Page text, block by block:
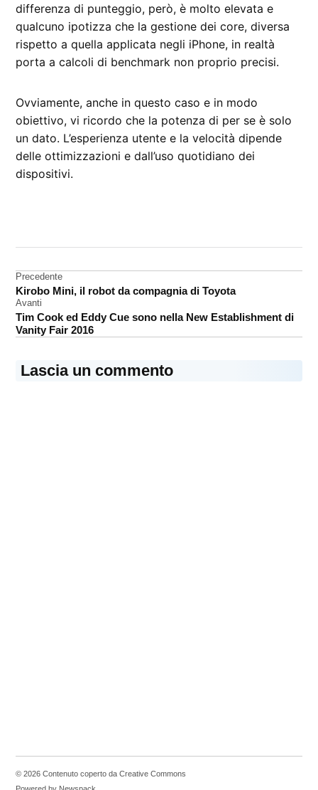
differenza di punteggio, però, è molto elevata e
qualcuno ipotizza che la gestione dei core, diversa
rispetto a quella applicata negli iPhone, in realtà
porta a calcoli di benchmark non proprio precisi.
Ovviamente, anche in questo caso e in modo
obiettivo, vi ricordo che la potenza di per se è solo
un dato. L’esperienza utente e la velocità dipende
delle ottimizzazioni e dall’uso quotidiano dei
dispositivi.
pixel
Navigazione
articoli
Precedente
Kirobo Mini, il robot da compagnia di Toyota
Avanti
Tim Cook ed Eddy Cue sono nella New Establishment di
Vanity Fair 2016
Lascia un commento
© 2026 Contenuto coperto da Creative Commons